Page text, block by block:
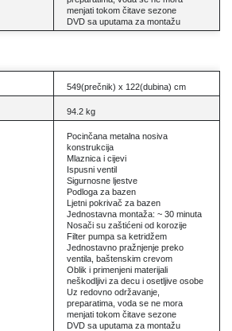
menjati tokom čitave sezone
DVD sa uputama za montažu
549(prečnik) x 122(dubina) cm
94.2 kg
Pocinčana metalna nosiva
konstrukcija
Mlaznica i cijevi
Ispusni ventil
Sigurnosne ljestve
Podloga za bazen
Ljetni pokrivač za bazen
Jednostavna montaža: ~ 30 minuta
Nosači su zaštićeni od korozije
Filter pumpa sa ketridžem
Jednostavno pražnjenje preko
ventila, baštenskim crevom
Oblik i primenjeni materijali
neškodljivi za decu i osetljive osobe
Uz redovno održavanje,
preparatima, voda se ne mora
menjati tokom čitave sezone
DVD sa uputama za montažu